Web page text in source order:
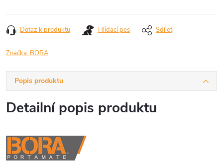
cena:
Dotaz k produktu Hlídací pes Sdílet
Značka: BORA
Popis produktu
Detailní popis produktu